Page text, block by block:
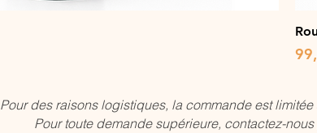
Pour des raisons logistiques, la commande est
Pour toute demande supérieure, contactez-